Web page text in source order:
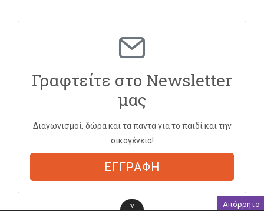
Γραφτείτε στο Newsletter
μας
Διαγωνισμοί, δώρα και τα πάντα για το παιδί και την
οικογένεια!
ΕΓΓΡΑΦΗ
Απόρρητο
v